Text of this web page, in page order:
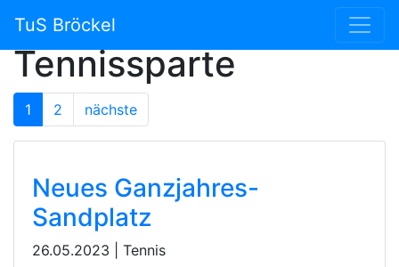
TuS Bröckel
News der
Tennissparte
1 2 nächste
Neues Ganzjahres-
Sandplatz
26.05.2023 Tennis